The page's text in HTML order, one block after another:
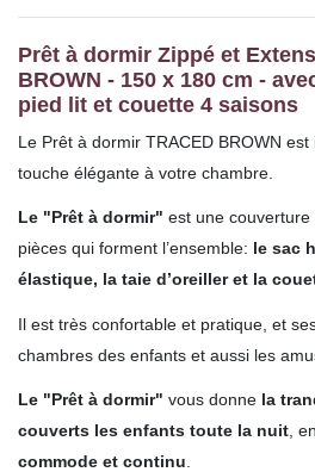
Prêt à dormir Zippé et
BROWN - 150 x 180 cm -
pied lit et couette 4 saisons
Le Prêt à dormir TRACED BROWN
touche élégante à votre chambre.
Le "Prêt à dormir" est une
pièces qui forment l’ensemble: le sac
élastique, la taie d’oreiller et la
Il est très confortable et pratique, et
chambres des enfants et aussi les
Le "Prêt à dormir" vous donne la
couverts les enfants toute la nuit ,
commode et continu